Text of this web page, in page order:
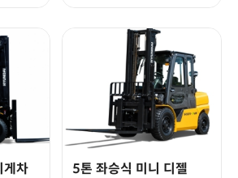
게차
5톤 좌승식 미니 디젤